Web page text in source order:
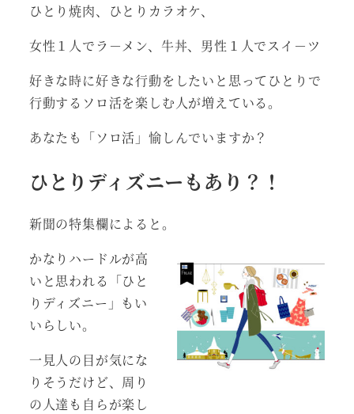
ひとり焼肉、ひとりカラオケ、
女性１人でラ－メン、牛丼、男性１人でスイ－ツ
好きな時に好きな行動をしたいと思ってひとりで
行動するソロ活を楽しむ人が増えている。
あなたも「ソロ活」愉しんでいますか？
ひとりディズニーもあり？！
新聞の特集欄によると。
かなりハードルが高
いと思われる「ひと
りディズニー」もい
いらしい。
一見人の目が気にな
りそうだけど、周り
の人達も自らが楽し